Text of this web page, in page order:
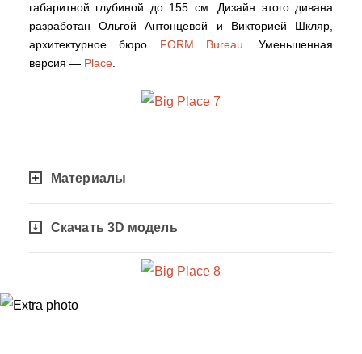
габаритной глубиной до 155 см. Дизайн этого дивана
разработан Ольгой Антонцевой и Викторией Шкляр,
архитектурное бюро FORM Bureau . Уменьшенная
версия — Place
Материалы
Скачать 3D модель